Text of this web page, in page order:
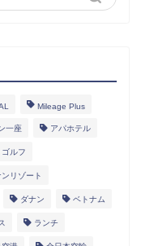
Mileage Plus
一座 アパホテル
ゴルフ
リゾート
ダナン ベトナム
ランチ